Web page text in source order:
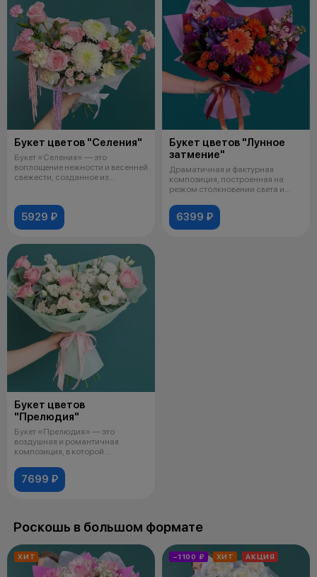
Букет цветов "Селения"
Букет «Селения» — это
воплощение нежности и весенней
свежести, созданное из
5929 ₽
Букет цветов "Лунное
затмение"
Драматичная и фактурная
композиция, построенная на
резком столкновении света и
6399 ₽
Букет цветов
"Прелюдия"
Букет «Прелюдия» — это
воздушная и романтичная
композиция, в которой
7699 ₽
Роскошь в большом формате
ХИТ −1100 ₽ ХИТ АКЦИЯ